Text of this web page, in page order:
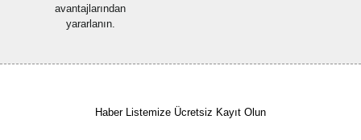
avantajlarından
yararlanın.
Haber Listemize Ücretsiz Kayıt Olun